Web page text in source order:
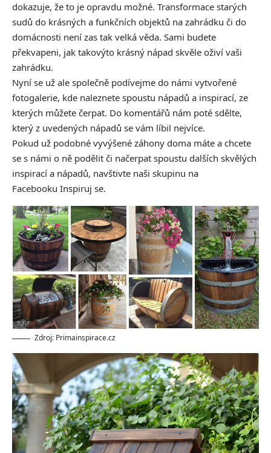
dokazuje, že to je opravdu možné. Transformace starých
sudů do krásných a funkčních objektů na zahrádku či do
domácnosti není zas tak velká věda. Sami budete
překvapeni, jak takovýto krásný nápad skvěle oživí vaši
zahrádku.
Nyní se už ale společně podívejme do námi vytvořené
fotogalerie, kde naleznete spoustu nápadů a inspirací, ze
kterých můžete čerpat. Do komentářů nám poté sdělte,
který z uvedených nápadů se vám líbil nejvíce.
Pokud už podobné vyvýšené záhony doma máte a chcete
se s námi o ně podělit či načerpat spoustu dalších skvělých
inspirací a nápadů, navštivte naši skupinu na
Facebooku Inspiruj se.
Zdroj: Primainspirace.cz